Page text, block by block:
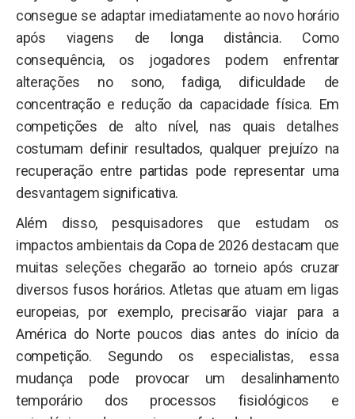
consegue se adaptar imediatamente ao novo horário
após viagens de longa distância. Como
consequência, os jogadores podem enfrentar
alterações no sono, fadiga, dificuldade de
concentração e redução da capacidade física. Em
competições de alto nível, nas quais detalhes
costumam definir resultados, qualquer prejuízo na
recuperação entre partidas pode representar uma
desvantagem significativa.
Além disso, pesquisadores que estudam os
impactos ambientais da Copa de 2026 destacam que
muitas seleções chegarão ao torneio após cruzar
diversos fusos horários. Atletas que atuam em ligas
europeias, por exemplo, precisarão viajar para a
América do Norte poucos dias antes do início da
competição. Segundo os especialistas, essa
mudança pode provocar um desalinhamento
temporário dos processos fisiológicos e